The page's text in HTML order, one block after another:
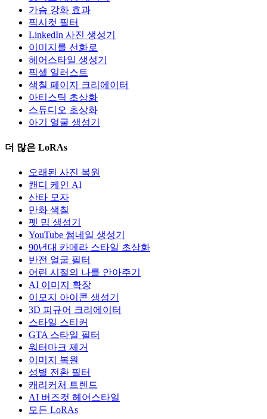
가슴 강화 효과
픽시컷 필터
LinkedIn 사진 생성기
이미지를 선화로
헤어스타일 생성기
픽셀 일러스트
색칠 페이지 크리에이터
아티스틱 초상화
스튜디오 초상화
아기 얼굴 생성기
더 많은 LoRAs
오래된 사진 복원
캔디 케인 AI
산타 모자
만화 색칠
펫 밈 생성기
YouTube 썸네일 생성기
90년대 카메라 스타일 초상화
반전 얼굴 필터
어린 시절의 나를 안아주기
AI 이미지 확장
이모지 아이콘 생성기
3D 피규어 크리에이터
스타일 스티커
GTA 스타일 필터
워터마크 제거
이미지 복원
성별 전환 필터
캐리커처 트렌드
AI 버즈컷 헤어스타일
모든 LoRAs